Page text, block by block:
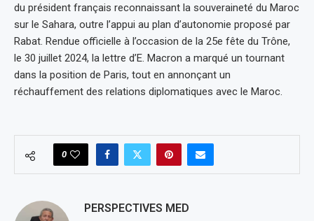
du président français reconnaissant la souveraineté du Maroc
sur le Sahara, outre l’appui au plan d’autonomie proposé par
Rabat. Rendue officielle à l’occasion de la 25e fête du Trône,
le 30 juillet 2024, la lettre d’E. Macron a marqué un tournant
dans la position de Paris, tout en annonçant un
réchauffement des relations diplomatiques avec le Maroc.
0
PERSPECTIVES MED